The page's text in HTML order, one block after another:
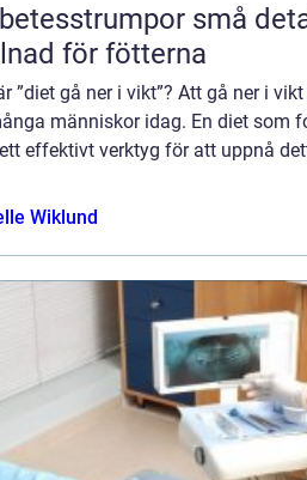
små detaljer som gör stor
för fötterna
”diet gå ner i vikt”? Att gå ner i
människor idag. En diet som
effektivt verktyg för att uppnå
Wiklund